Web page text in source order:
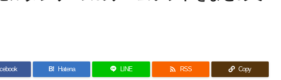
B! Hatena LINE  RSS Copy